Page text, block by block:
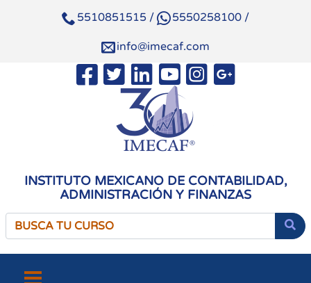
5510851515 / 5550258100 /
info@imecaf.com
INSTITUTO MEXICANO DE CONTABILIDAD,
ADMINISTRACIÓN Y FINANZAS